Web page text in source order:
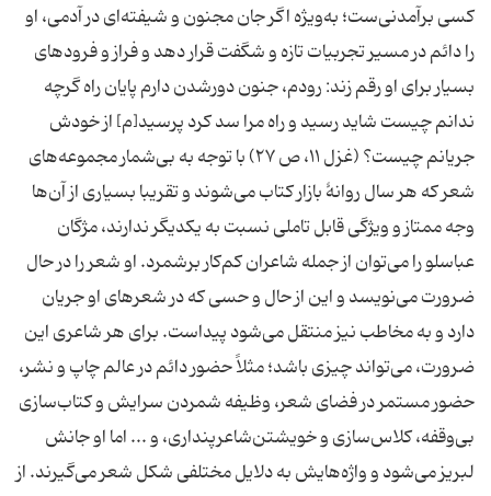
کسی برآمدنی‌ست؛ به‌ویژه اگر جان مجنون و شیفته‌ای در آدمی، او
را دائم در مسیر تجربیات تازه و شگفت قرار دهد و فراز و فرودهای
بسیار برای او رقم زند: رودم، جنون دورشدن دارم پایان راه گرچه
ندانم چیست شاید رسید و راه مرا سد کرد پرسید[م] از خودش
جریانم چیست؟ (غزل ۱۱، ص ۲۷) با توجه به بی‌شمار مجموعه‌های
شعر که هر سال روانۀ بازار کتاب می‌شوند و تقریبا بسیاری از آن‌ها
وجه ممتاز و ویژگی قابل تاملی نسبت به یکدیگر ندارند، مژگان
عباسلو را می‌توان از جمله شاعران کم‌کار برشمرد. او شعر را در حال
ضرورت می‌نویسد و این از حال و حسی که در شعرهای او جریان
دارد و به مخاطب نیز منتقل می‌شود پیداست. برای هر شاعری این
ضرورت، می‌تواند چیزی باشد؛ مثلاً حضور دائم در عالم چاپ و نشر،
حضور مستمر در فضای شعر، وظیفه شمردن سرایش و کتاب‌سازی
بی‌وقفه، کلاس‌سازی و خویشتن‌شاعرپنداری، و ... اما او جانش
لبریز می‌شود و واژه‌هایش به دلایل مختلفی شکل شعر می‌گیرند. از